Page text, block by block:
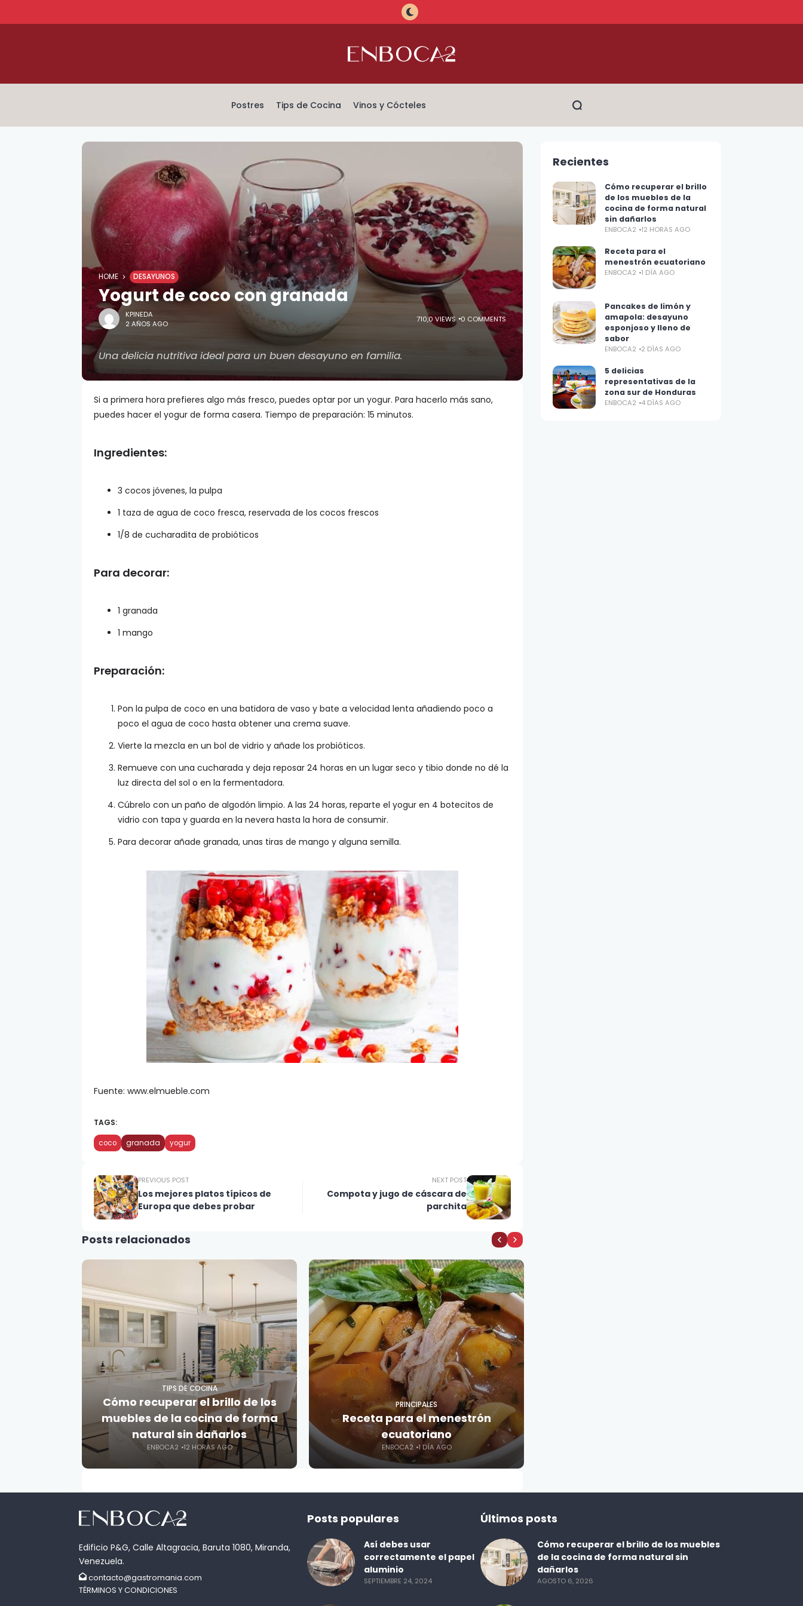
Postres Tips de Cocina Vinos y Cócteles
HOME DESAYUNOS
Yogurt de coco con granada
KPINEDA
2 AÑOS AGO
710,0 VIEWS 0 COMMENTS
Una delicia nutritiva ideal para un buen desayuno en familia.
Si a primera hora prefieres algo más fresco, puedes optar por un yogur. Para hacerlo más sano,
puedes hacer el yogur de forma casera. Tiempo de preparación: 15 minutos.
Ingredientes:
3 cocos jóvenes, la pulpa
1 taza de agua de coco fresca, reservada de los cocos frescos
1/8 de cucharadita de probióticos
Para decorar:
1 granada
1 mango
Preparación:
Pon la pulpa de coco en una batidora de vaso y bate a velocidad lenta añadiendo poco a
poco el agua de coco hasta obtener una crema suave.
Vierte la mezcla en un bol de vidrio y añade los probióticos.
Remueve con una cucharada y deja reposar 24 horas en un lugar seco y tibio donde no dé la
luz directa del sol o en la fermentadora.
Cúbrelo con un paño de algodón limpio. A las 24 horas, reparte el yogur en 4 botecitos de
vidrio con tapa y guarda en la nevera hasta la hora de consumir.
Para decorar añade granada, unas tiras de mango y alguna semilla.
Fuente: www.elmueble.com
TAGS:
coco granada yogur
PREVIOUS POST
Los mejores platos típicos de
Europa que debes probar
NEXT POST
Compota y jugo de cáscara de
parchita
Posts relacionados
TIPS DE COCINA
Cómo recuperar el brillo de los
muebles de la cocina de forma
natural sin dañarlos
ENBOCA2 12 HORAS AGO
PRINCIPALES
Receta para el menestrón
ecuatoriano
ENBOCA2 1 DÍA AGO
Recientes
Cómo recuperar el brillo
de los muebles de la
cocina de forma natural
sin dañarlos
ENBOCA2 12 HORAS AGO
Receta para el
menestrón ecuatoriano
ENBOCA2 1 DÍA AGO
Pancakes de limón y
amapola: desayuno
esponjoso y lleno de
sabor
ENBOCA2 2 DÍAS AGO
5 delicias
representativas de la
zona sur de Honduras
ENBOCA2 4 DÍAS AGO
Edificio P&G, Calle Altagracia, Baruta 1080, Miranda,
Venezuela.
contacto@gastromania.com
TÉRMINOS Y CONDICIONES
Posts populares
Así debes usar
correctamente el papel
aluminio
SEPTIEMBRE 24, 2024
Últimos posts
Cómo recuperar el brillo de los muebles
de la cocina de forma natural sin
dañarlos
AGOSTO 6, 2026